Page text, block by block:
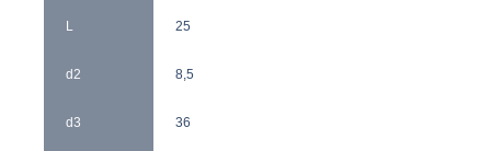
L
d2
d3
25
8,5
36